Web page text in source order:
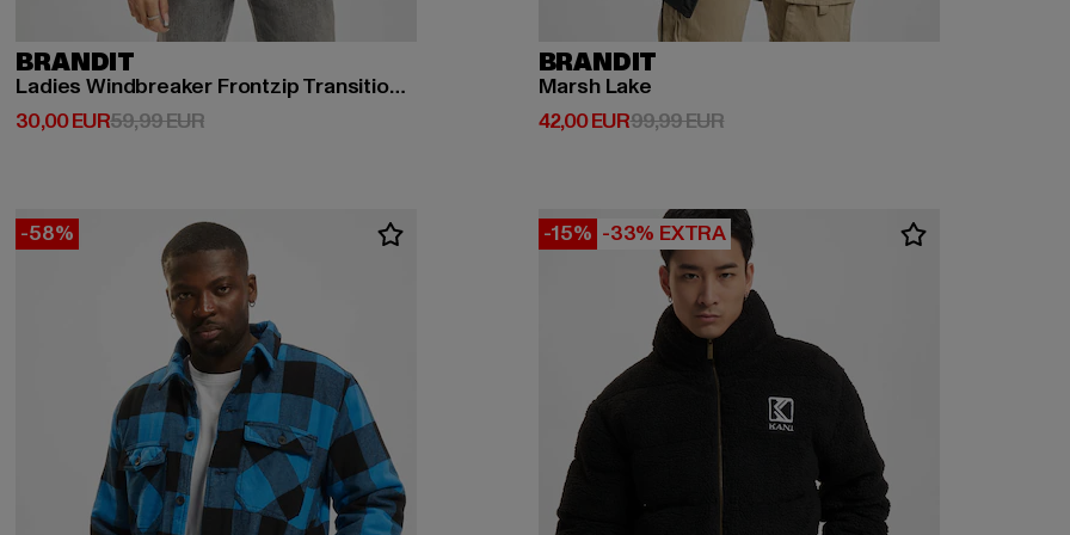
BRANDIT
Ladies Windbreaker Frontzip Transition Jacket
30,00 EUR
Derzeitiger Preis: 30,00 EUR
59,99 EURAktionspreis: 59,99 EUR
BRANDIT
Marsh Lake
42,00 EUR
Derzeitiger Preis: 42,00 EUR
99,99 EURAktionspreis: 99,99 EUR
-58% -15% -33% EXTRA